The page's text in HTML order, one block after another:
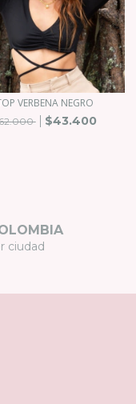
VERBENA NEGRO
$43.400
ciudad